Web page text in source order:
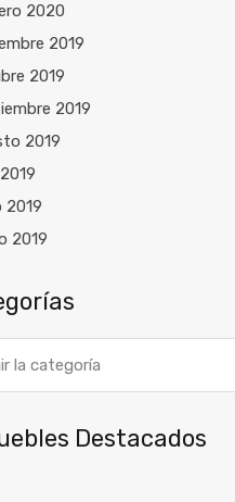
2020
2019
2019
2019
2019
2019
2019
Destacados